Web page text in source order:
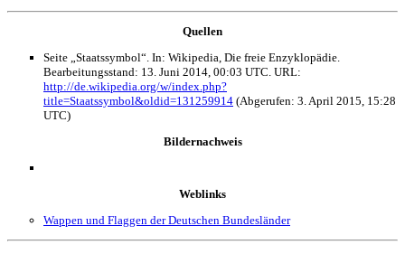
Quellen
Seite „Staatssymbol“. In: Wikipedia, Die freie Enzyklopädie.
Bearbeitungsstand: 13. Juni 2014, 00:03 UTC. URL:
http://de.wikipedia.org/w/index.php?
title=Staatssymbol&oldid=131259914 (Abgerufen: 3. April 2015, 15:28
UTC)
Bildernachweis
Weblinks
Wappen und Flaggen der Deutschen Bundesländer